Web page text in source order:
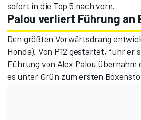
sofort in die Top 5 nach vorn.
Palou verliert Führung
Den größten Vorwärtsdrang
Honda). Von P12 gestartet, fuhr er
Führung von Alex Palou übernahm
es unter Grün zum ersten